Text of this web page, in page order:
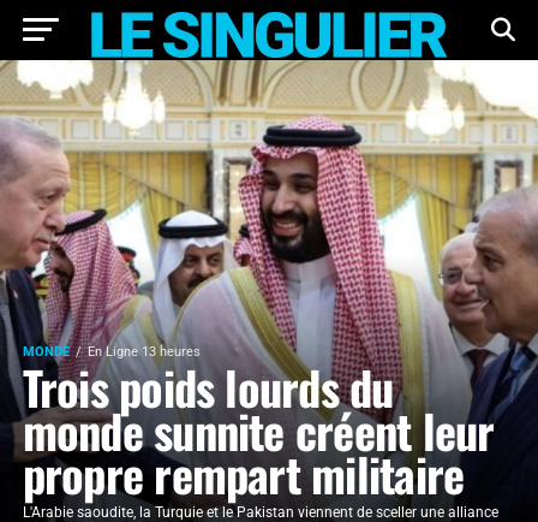
MONDE En Ligne 13 heures
Trois poids lourds du
monde sunnite créent leur
propre rempart militaire
L'Arabie saoudite, la Turquie et le Pakistan viennent de sceller une alliance